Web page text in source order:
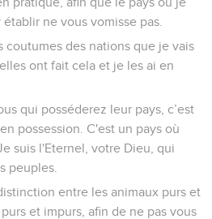
ne vous vomisse pas.
coutumes des nations que je vais
ont fait cela et je les ai en
qui posséderez leur pays, c’est
possession. C'est un pays où
suis l'Eternel, votre Dieu, qui
peuples.
entre les animaux purs et
et impurs, afin de ne pas vous